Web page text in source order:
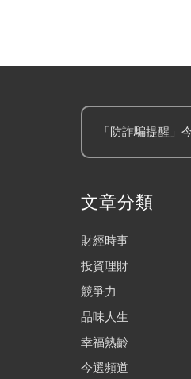
「防詐騙提醒」
文章分類
財經時事
投資理財
競爭力
品味人生
幸福熟齡
今選頻道